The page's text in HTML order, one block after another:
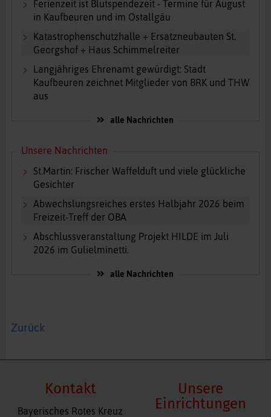
Ferienzeit ist Blutspendezeit - Termine für August
in Kaufbeuren und im Ostallgäu
Katastrophenschutzhalle + Ersatzneubauten St.
Georgshof + Haus Schimmelreiter
Langjähriges Ehrenamt gewürdigt: Stadt
Kaufbeuren zeichnet Mitglieder von BRK und THW
aus
alle Nachrichten
Unsere Nachrichten
St.Martin: Frischer Waffelduft und viele glückliche
Gesichter
Abwechslungsreiches erstes Halbjahr 2026 beim
Freizeit-Treff der OBA
Abschlussveranstaltung Projekt HILDE im Juli
2026 im Gulielminetti.
alle Nachrichten
Zurück
Kontakt
Bayerisches Rotes Kreuz
Unsere
Einrichtungen